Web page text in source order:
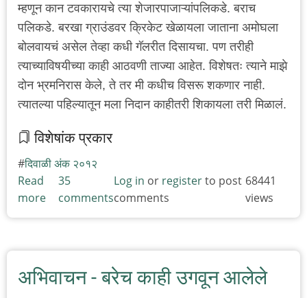
म्हणून कान टवकारायचे त्या शेजारपाजाऱ्यांपलिकडे. बराच
पलिकडे. बरखा ग्राउंडवर क्रिकेट खेळायला जाताना अमोघला
बोलवायचं असेल तेव्हा कधी गॅलरीत दिसायचा. पण तरीही
त्याच्याविषयीच्या काही आठवणी ताज्या आहेत. विशेषतः त्याने माझे
दोन भ्रमनिरास केले, ते तर मी कधीच विसरू शकणार नाही.
त्यातल्या पहिल्यातून मला निदान काहीतरी शिकायला तरी मिळालं.
विशेषांक प्रकार
दिवाळी अंक २०१२
Read
more about
बाळूगुप्ते
35
comments
Log in or registerto post
comments
68441
views
अभिवाचन - बरेच काही उगवून आलेले